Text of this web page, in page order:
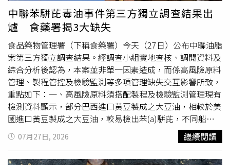
物過程中曾有任何不愉快的感受，或對產品、服務有任何建
議，歡迎隨時與客服聯繫，我們都會認真傾聽、積極改善。
感謝每一位願意陪伴我們、提醒我們，也願意給我們機會繼
續努力的人。」二伯也在文末透露，他們會先停下腳步，好
好整理自己，期待未來以更成熟的態度、更完善的流程，以
及更好的作品，再次與大家見面。據悉，整起事件源於
Threads網友「冰島貓」質疑HAHABABY部分商品涉嫌抄襲
日本品牌設計，並整理多組商品對比圖，陸續寄送給多家日
本品牌，希望原創品牌了解相關情況。對此，包括「SOU・
SOU」、「MARKEY'S」、「niko and...」等多家日牌也已
回應相關爭議，未來不排除進入訴訟程序。
中聯苯駢芘毒油事件第三方獨立調查結果出
爐 食藥署揭3大缺失
食品藥物管理署（下稱食藥署）今天（27日）公布中聯油脂
案第三方獨立調查結果。經調查小組實地查核、調閱資料及
綜合分析後認為，本案並非單一因素造成，而係高風險原料
管理、製程管控及檢驗監測等多項管理缺失交互影響所致，
重點如下：一、高風險原料須搭配製程及檢驗監測管理現有
檢測資料顯示，部分巴西進口黃豆製成之大豆油，相較於美
國進口黃豆製成之大豆油，較易檢出苯(a)駢芘，不同船期
原料品質亦有差異。惟原料風險仍須透過製程控制及檢驗監
測共同管理，然業者未針對高風險原料強化管理、提高檢驗
頻率，並配合製程控制及檢驗監測等風險管理措施，致增加
07月27日, 2026 繼續閱讀